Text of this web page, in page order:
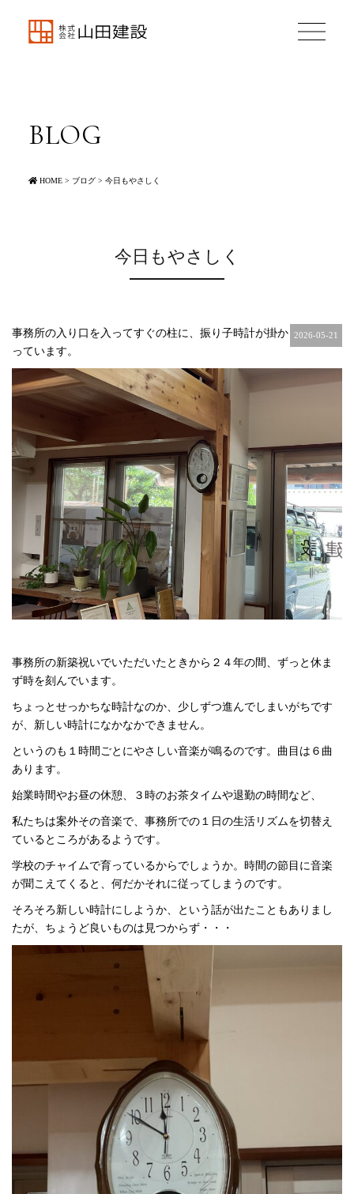
BLOG
HOME> ブログ> 今日もやさしく
今日もやさしく
2026-05-21
事務所の入り口を入ってすぐの柱に、振り子時計が掛か
っています。
事務所の新築祝いでいただいたときから２４年の間、ずっと休ま
ず時を刻んでいます。
ちょっとせっかちな時計なのか、少しずつ進んでしまいがちです
が、新しい時計になかなかできません。
というのも１時間ごとにやさしい音楽が鳴るのです。曲目は６曲
あります。
始業時間やお昼の休憩、３時のお茶タイムや退勤の時間など、
私たちは案外その音楽で、事務所での１日の生活リズムを切替え
ているところがあるようです。
学校のチャイムで育っているからでしょうか。時間の節目に音楽
が聞こえてくると、何だかそれに従ってしまうのです。
そろそろ新しい時計にしようか、という話が出たこともありまし
たが、ちょうど良いものは見つからず・・・